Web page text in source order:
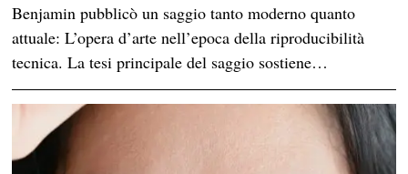
Benjamin pubblicò un saggio tanto moderno quanto
attuale: L’opera d’arte nell’epoca della riproducibilità
tecnica. La tesi principale del saggio sostiene…